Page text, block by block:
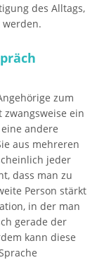
des Alltags,
zum
ein
andere
aus mehreren
jeder
dass man zu
Person stärkt
in der man
gerade der
kann diese